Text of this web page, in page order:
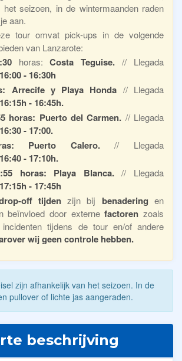
het seizoen, in de wintermaanden raden
aan.
tour omvat pick-ups in de volgende
van Lanzarote:
horas:Costa Teguise. // Llegada
16:00 - 16:30h
Arrecife y Playa Honda // Llegada
16:15h - 16:45h.
horas: Puerto del Carmen. // Llegada
16:30 - 17:00.
Puerto Calero.// Llegada
16:40 - 17:10h.
horas: Playa Blanca.// Llegada
17:15h - 17:45h
off tijdenzijn bij benadering en
beïnvloed door externefactoren zoals
incidenten tijdens de tour en/of andere
wij geen controle hebben.
zijn afhankelijk van het seizoen. In de
pullover of lichte jas aangeraden.
beschrijving